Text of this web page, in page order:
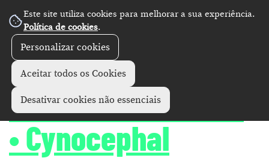
Este site utiliza cookies para melhorar a sua experiência.
Política de cookies.
Personalizar cookies
Aceitar todos os Cookies
Desativar cookies não essenciais
Concertos +
Ashes in the Ocean
• Cynocephal